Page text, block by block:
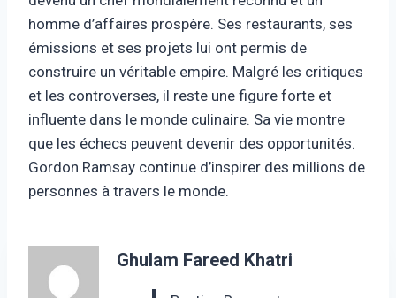
homme d’affaires prospère. Ses restaurants, ses
émissions et ses projets lui ont permis de
construire un véritable empire. Malgré les critiques
et les controverses, il reste une figure forte et
influente dans le monde culinaire. Sa vie montre
que les échecs peuvent devenir des opportunités.
Gordon Ramsay continue d’inspirer des millions de
personnes à travers le monde.
Ghulam Fareed Khatri